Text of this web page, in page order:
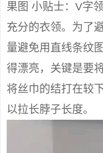
果图 小贴士：V字
充分的衣领。为了
量避免用直线条纹
得漂亮，关键是要
将丝巾的结打在较
以拉长脖子长度。